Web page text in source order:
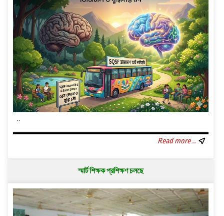
..
Read more ..
স্মার্ট শিক্ষক প্রশিক্ষণ চলছে